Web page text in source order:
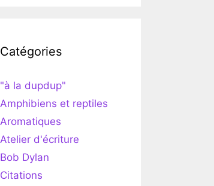
Catégories
"à la dupdup"
Amphibiens et reptiles
Aromatiques
Atelier d'écriture
Bob Dylan
Citations